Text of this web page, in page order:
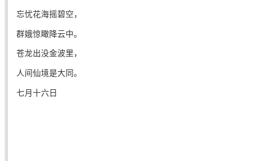
忘忧花海摇碧空，
群娥惊瞰降云中。
苍龙出没金波里，
人间仙境是大同。
七月十六日